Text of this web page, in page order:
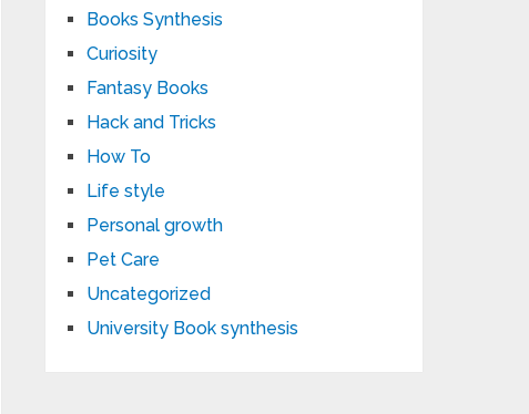
Books Synthesis
Curiosity
Fantasy Books
Hack and Tricks
How To
Life style
Personal growth
Pet Care
Uncategorized
University Book synthesis